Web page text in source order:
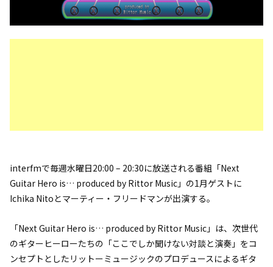
interfmで毎週水曜日20:00 – 20:30に放送される番組「Next
Guitar Hero is… produced by Rittor Music」の1月ゲストに
Ichika Nitoとマーティー・フリードマンが出演する。
「Next Guitar Hero is… produced by Rittor Music」は、次世代
のギターヒーローたちの「ここでしか聞けない対談と演奏」をコ
ンセプトとしたリットーミュージックのプロデュースによるギタ